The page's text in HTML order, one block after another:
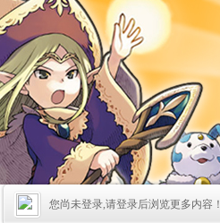
您尚未登录,请登录后浏览更多内容！